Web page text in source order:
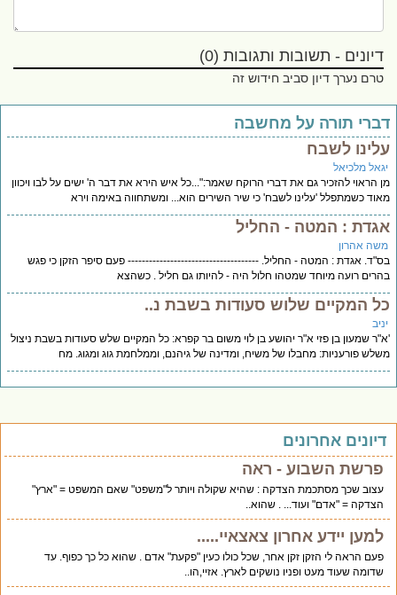
דיונים - תשובות ותגובות (0)
טרם נערך דיון סביב חידוש זה
תורה על מחשבה
לשבח
מלכיאל
הראוי להזכיר גם את דברי הרוקח שאמר:"...כל איש הירא את דבר ה' ישים על לבו ויכוון
כשמתפלל 'עלינו לשבח' כי שיר השירים הוא... ומשתחווה באימה וירא
: המטה - החליל
אהרון
אגדת : המטה - החליל. ------------------------------------- פעם סיפר הזקן כי פגש
רועה מיוחד שמטהו חלול היה - להיותו גם חליל . כשהצא
המקיים שלוש סעודות בשבת נ..
שמעון בן פזי א"ר יהושע בן לוי משום בר קפרא: כל המקיים שלש סעודות בשבת ניצול
פורעניות: מחבלו של משיח, ומדינה של גיהנם, וממלחמת גוג ומגוג. מח
אחרונים
פרשת השבוע - ראה
עצוב שכך מסתכמת הצדקה : שהיא שקולה ויותר ל"משפט" שאם המשפט = "ארץ"
הצדקה = "אדם" ועוד... . שהוא..
למען יידע אחרון צאצאיי.....
פעם הראה לי הזקן זקן אחר, שכל כולו כעין "פקעת" אדם . שהוא כל כך כפוף. עד
שדומה שעוד מעט ופניו נושקים לארץ. אזיי,הו..